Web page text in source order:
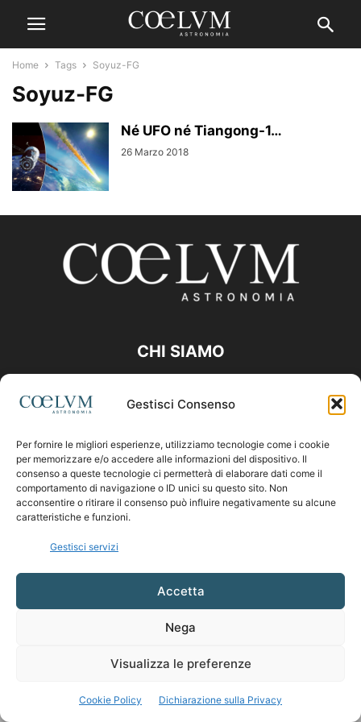
Gestisci Consenso
Per fornire le migliori esperienze, utilizziamo tecnologie come i cookie
per memorizzare e/o accedere alle informazioni del dispositivo. Il
consenso a queste tecnologie ci permetterà di elaborare dati come il
comportamento di navigazione o ID unici su questo sito. Non
acconsentire o ritirare il consenso può influire negativamente su alcune
caratteristiche e funzioni.
Gestisci servizi
Accetta
Nega
Visualizza le preferenze
Cookie Policy Dichiarazione sulla Privacy
Home Tags Soyuz-FG
Soyuz-FG
Né UFO né Tiangong-1…
26 Marzo 2018
CHI SIAMO
Contattaci:coelumastro@coelum.com
SEGUICI